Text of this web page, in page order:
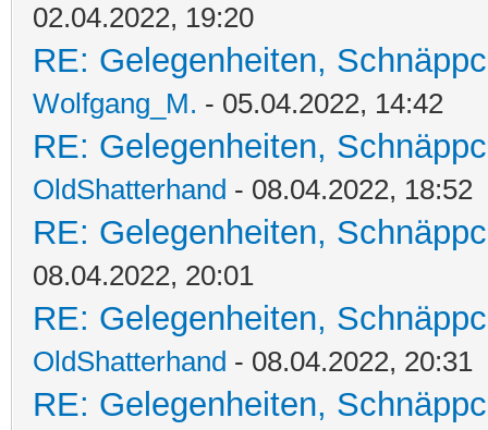
02.04.2022, 19:20
RE: Gelegenheiten,
Wolfgang_M. - 05.04.2022, 14:42
RE: Gelegenheiten,
OldShatterhand - 08.04.2022, 18:52
RE: Gelegenheiten,
08.04.2022, 20:01
RE: Gelegenheiten,
OldShatterhand - 08.04.2022, 20:31
RE: Gelegenheiten,